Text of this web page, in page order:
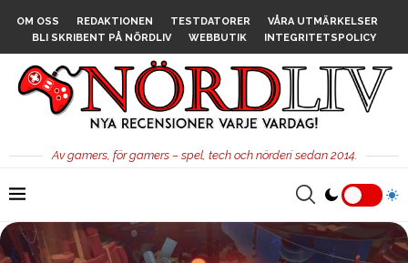
OM OSS REDAKTIONEN TESTDATORER
VÅRA UTMÄRKELSER
BLI SKRIBENT PÅ NÖRDLIV
WEBBUTIK INTEGRITETSPOLICY
Av gamers, för gamers – spel, tech och nörderi sedan 2014.